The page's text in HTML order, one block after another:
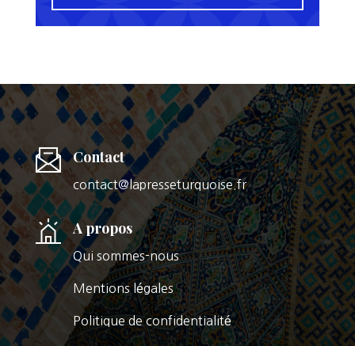
Contact
contact@lapresseturquoise.fr
A propos
Qui sommes-nous
Mentions légales
Politique de confidentialité